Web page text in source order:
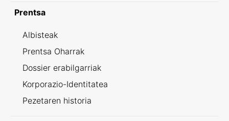
Prentsa
Albisteak
Prentsa Oharrak
Dossier erabilgarriak
Korporazio-Identitatea
Pezetaren historia